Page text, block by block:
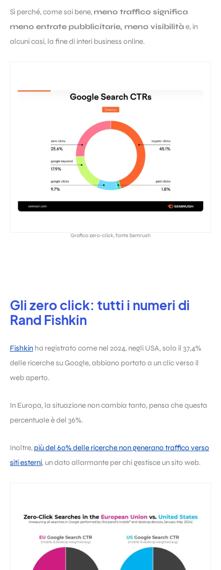
Sì perché, come sai bene, meno traffico significa
meno entrate pubblicitarie, meno visibilitàe, in
alcuni casi, la fine di interi business online.
Grafico zero-click, fonte Semrush
Gli zero click: tutti i numeri di
Rand Fishkin
Fishkin ha registrato come nel 2024, negli USA, solo il 37,4%
delle ricerche su Google, abbiano portato a un clic verso il
web aperto.
In Europa, la situazione non cambia tanto, pensa che questa
percentuale è del 36%.
Inoltre, più del 60% delle ricerche non generano traffico verso
siti esterni, un dato allarmante per chi gestisce un sito web.